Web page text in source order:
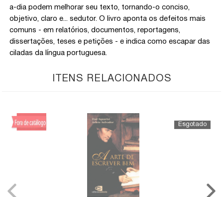
a-dia podem melhorar seu texto, tornando-o conciso,
objetivo, claro e... sedutor. O livro aponta os defeitos mais
comuns - em relatórios, documentos, reportagens,
dissertações, teses e petições - e indica como escapar das
ciladas da língua portuguesa.
ITENS RELACIONADOS